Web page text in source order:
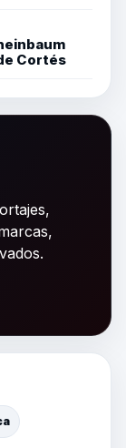
Cortés